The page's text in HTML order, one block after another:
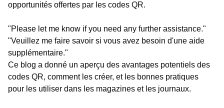
opportunités offertes par les codes QR.
"Please let me know if you need any further assistance."
"Veuillez me faire savoir si vous avez besoin d'une aide
supplémentaire."
Ce blog a donné un aperçu des avantages potentiels des
codes QR, comment les créer, et les bonnes pratiques
pour les utiliser dans les magazines et les journaux.